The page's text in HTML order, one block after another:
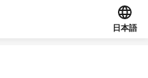
日本語